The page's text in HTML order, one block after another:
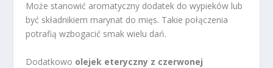
Może stanowić aromatyczny dodatek do wypieków lub
być składnikiem marynat do mięs. Takie połączenia
potrafią wzbogacić smak wielu dań.
Dodatkowo olejek eteryczny z czerwonej